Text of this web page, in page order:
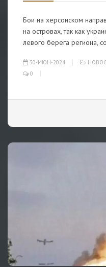
Бои на херсонском
на островах, так как
левого берега региона,
30-ИЮН-2024
0